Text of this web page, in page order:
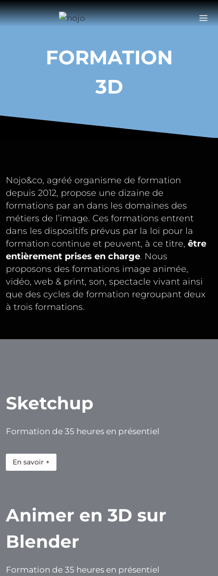
Aller
au
FORMATION
3D
Nojo&co, agréé organisme de formation
depuis 2012, propose une dizaine de
formations par an dans les domaines des
métiers de l’image. Ces formations entrent
dans les dispositifs prévus par la loi pour la
formation continue et peuvent, à ce titre, être
entièrement prises en charge. Nous
proposons des formations image animée,
vidéo, web & print, son, spectacle vivant ainsi
que des cycles de formation regroupant deux
à trois formations.
Sketchup
Formation de 35 heures en présentiel
En savoir +
Animer en 3D sur
Blender
Formation de 35 heures en présentiel